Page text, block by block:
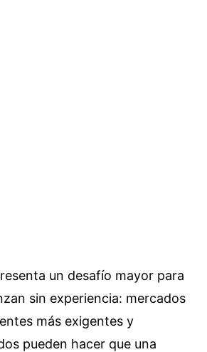
un desafío mayor para
sin experiencia: mercados
más exigentes y
pueden hacer que una